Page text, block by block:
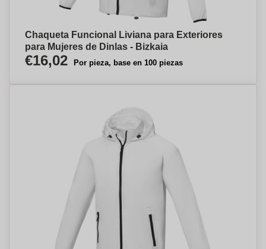
Chaqueta Funcional Liviana para Exteriores
para Mujeres de Dinlas - Bizkaia
€16,02 Por pieza, base en 100 piezas